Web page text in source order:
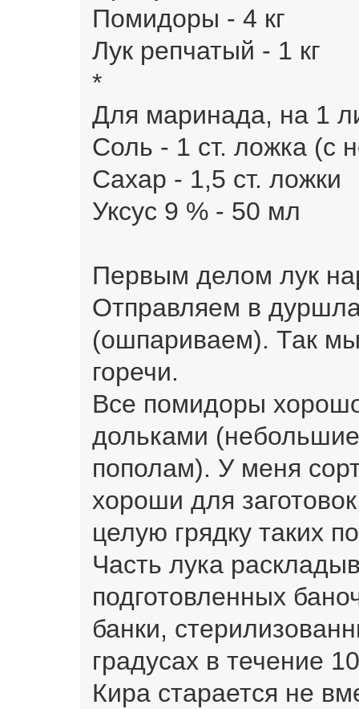
Помидоры - 4 кг
Лук репчатый - 1 кг
*
Для маринада, на 1
Соль - 1 ст. ложка (с
Сахар - 1,5 ст. ложки
Уксус 9 % - 50 мл
Первым делом лук
Отправляем в
(ошпариваем). Так
горечи.
Все помидоры
дольками
пополам). У меня
хороши для
целую грядку таких
Часть лука
подготовленных
банки,
градусах в течение
Кира старается не